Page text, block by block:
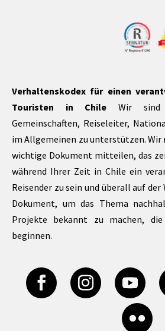
Verhaltenskodex für einen
Touristen in Chile Wir sind
Gemeinschaften, Reiseleiter,
im Allgemeinen zu unterstützen. Wir
wichtige Dokument mitteilen, das
während Ihrer Zeit in Chile ein
Reisender zu sein und überall auf der
Dokument, um das Thema
Projekte bekannt zu machen,
beginnen.